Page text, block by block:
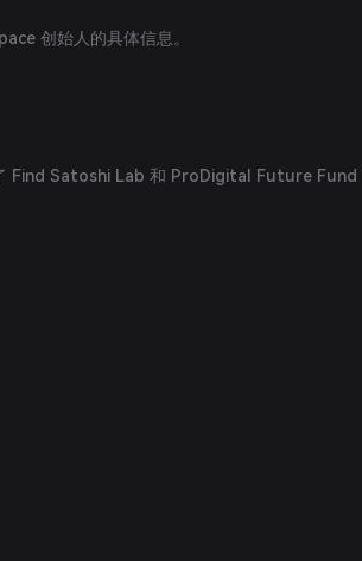
创始人的具体信息。
Find Satoshi Lab 和 ProDigital Future Fund